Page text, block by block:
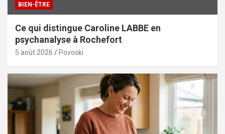
BIEN-ÊTRE
Ce qui distingue Caroline LABBE en
psychanalyse à Rochefort
5 août 2026 Povoski